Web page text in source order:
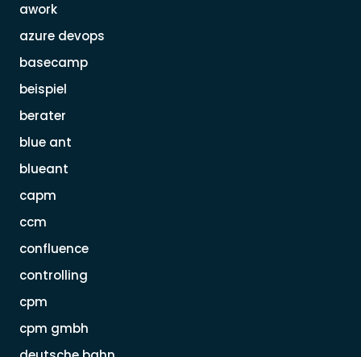
awork
azure devops
basecamp
beispiel
berater
blue ant
blueant
capm
ccm
confluence
controlling
cpm
cpm gmbh